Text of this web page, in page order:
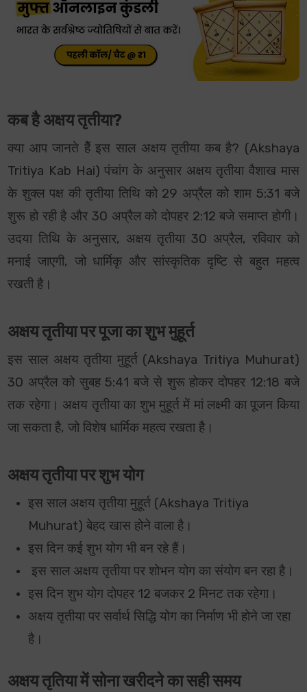
कब है अक्षय तृतीया?
क्या आप जानते हैें इस साल अक्षय तृतीया कब है? (Akshaya
Tritiya Kab Hai) पंचांग के अनुसार अक्षय तृतीया वैशाख मास
के शुक्ल पक्ष की तृतीया तिथि को 29 अप्रैल को शाम 5:31 बजे
शुरू हो रही है और 30 अप्रैल को दोपहर 2:12 बजे समाप्त होगी।
उदया तिथि के अनुसार, अक्षय तृतीया 30 अप्रैल, रविवार को
मनाई जाएगी, जो धार्मिकृ और सांस्कृतिक दृष्टि से बहुत महत्व
रखती है।
अक्षय तृतीया पर पूजा का शुभ मुहूर्त
इस साल अक्षय तृतीया मुहूर्त (Akshaya Tritiya Muhurat)
30 अप्रैल को सुबह 5:41 बजे से शुरू होकर दोपहर 12:18 बजे
तक रहेगा। अक्षय तृतीया का शुभ मुहूर्त में मां लक्ष्मी का पूजन किया
जा सकता है, जो विशेष धार्मिक महत्व रखता है।
अक्षय तृतीया पर शुभ योग
इस साल अक्षय तृतीयामुहूर्त (Akshaya Tritiya
Muhurat)बेहद खास होने वाला है।
इसदिन कई शुभ योग भी बन रहे हैं।
इस साल अक्षय तृतीया पर शोभन योग का संयोग बन रहा है।
इस दिन शुभ योग दोपहर 12 बजकर 2 मिनट तक रहेगा।
अक्षय तृतीया पर सर्वार्थ सिद्धि योग का निर्माण भी होने जा रहा
है।
अक्षय तृतिया में सोना खरीदने का सही समय